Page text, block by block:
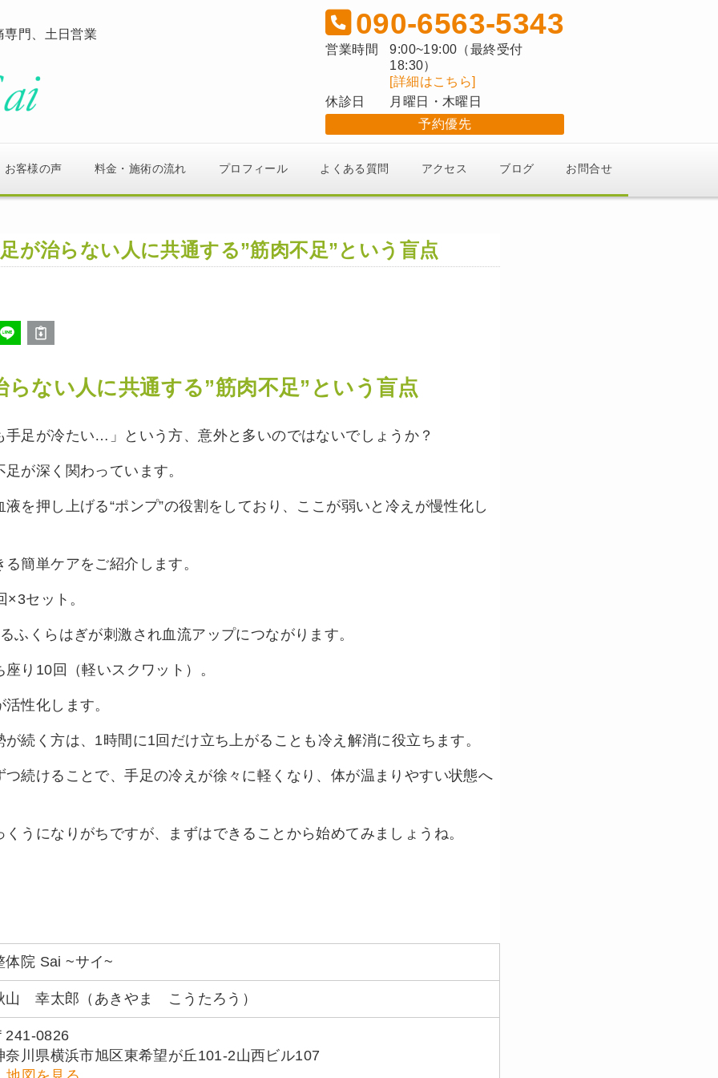
専門、土日営業 090-6563-5343
営業時間
9:00~19:00（最終受付
18:30）
[詳細はこちら]
休診日
月曜日・木曜日
予約優先
お客様の声 料金・施術の流れ プロフィール よくある質問 アクセス ブログ お問合せ
が治らない人に共通する”筋肉不足”という盲点
らない人に共通する”筋肉不足”という盲点
手足が冷たい…」という方、意外と多いのではないでしょうか？
が深く関わっています。
を押し上げる“ポンプ”の役割をしており、ここが弱いと冷えが慢性化し
簡単ケアをご紹介します。
セット。
ふくらはぎが刺激され血流アップにつながります。
り10回（軽いスクワット）。
性化します。
続く方は、1時間に1回だけ立ち上がることも冷え解消に役立ちます。
つ続けることで、手足の冷えが徐々に軽くなり、体が温まりやすい状態へ
うになりがちですが、まずはできることから始めてみましょうね。
体院 Sai ~サイ~
山 幸太郎（あきやま こうたろう）
241-0826
奈川県横浜市旭区東希望が丘101-2山西ビル107